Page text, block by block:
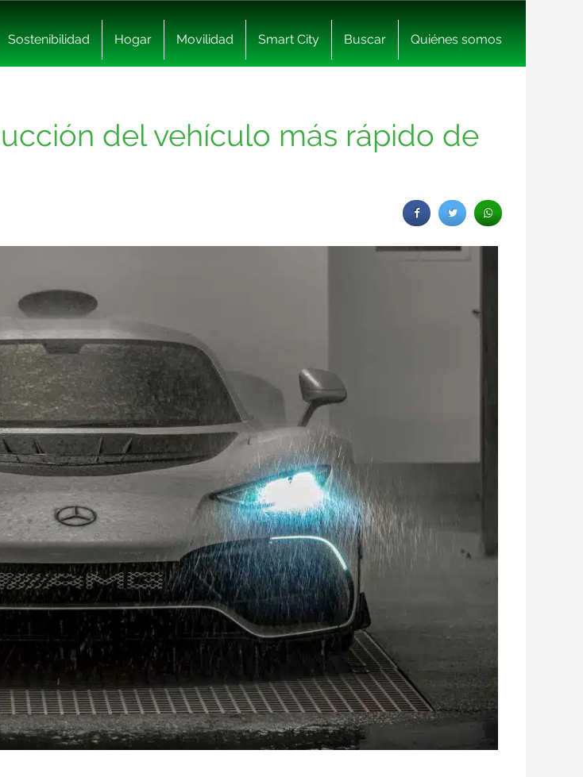
Sostenibilidad Hogar Movilidad Smart City Buscar Quiénes somos
del vehículo más rápido de